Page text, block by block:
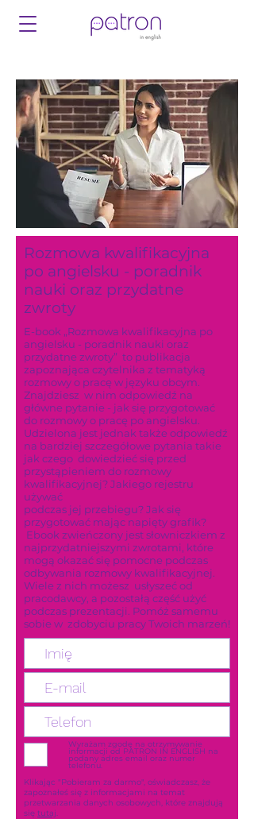
Rozmowa kwalifikacyjna
po angielsku - poradnik
nauki oraz przydatne
zwroty
E-book „Rozmowa kwalifikacyjna po
angielsku - poradnik nauki oraz
przydatne zwroty” to publikacja
zapoznająca czytelnika z tematyką
rozmowy o pracę w języku obcym.
Znajdziesz w nim odpowiedź na
główne pytanie - jak się przygotować
do rozmowy o pracę po angielsku.
Udzielona jest jednak także odpowiedź
na bardziej szczegółowe pytania takie
jak czego dowiedzieć się przed
przystąpieniem do rozmowy
kwalifikacyjnej? Jakiego rejestru
używać
podczas jej przebiegu? Jak się
przygotować mając napięty grafik?
Ebook zwieńczony jest słowniczkiem z
najprzydatniejszymi zwrotami, które
mogą okazać się pomocne podczas
odbywania rozmowy kwalifikacyjnej.
Wiele z nich możesz usłyszeć od
pracodawcy, a pozostałą część użyć
podczas prezentacji. Pomóż samemu
sobie w zdobyciu pracy Twoich marzeń!
Wyrażam zgodę na otrzymywanie
informacji od PATRON IN ENGLISH na
podany adres email oraz numer
telefonu.
Klikając "Pobieram za darmo", oświadczasz, że
zapoznałeś się z informacjami na temat
przetwarzania danych osobowych, które znajdują
się tutaj.